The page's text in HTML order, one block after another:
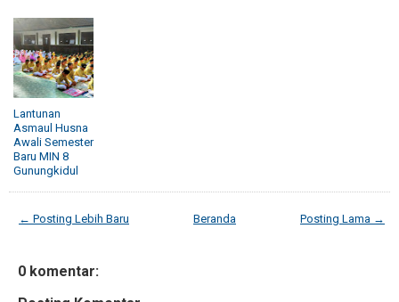
Lantunan
Asmaul Husna
Awali Semester
Baru MIN 8
Gunungkidul
← Posting Lebih Baru Posting Lama →
Beranda
0 komentar: